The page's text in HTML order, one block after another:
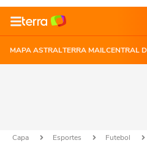
MAPA ASTRALTERRA MAILCENTRAL
Capa Esportes Futebol